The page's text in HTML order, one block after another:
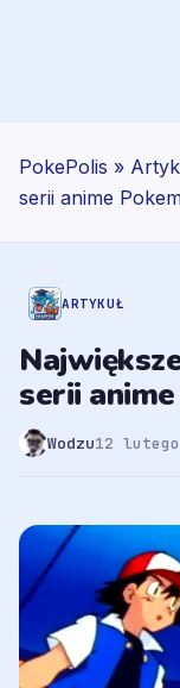
PokePolis »
serii anime
ARTYKUŁ
serii
Wodzu12